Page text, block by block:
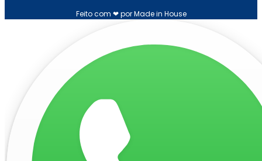
Feito com ❤ por Made in House